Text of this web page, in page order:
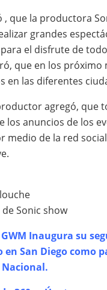
, que la productora
grandes
el disfrute de
que en los próximo
en las diferentes
agregó, que
los anuncios de los
medio de la red
de Sonic show
GWM Inaugura su
en San Diego como